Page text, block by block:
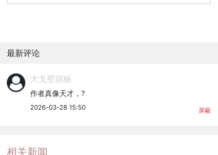
最新评论
大戈壁胡杨
作者真像天才，?
2026-03-28 15:50 屏蔽
相关新闻